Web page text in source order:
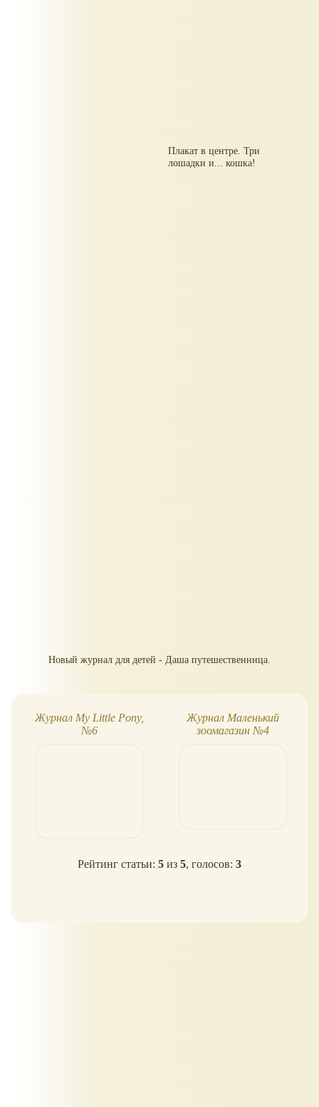
Плакат в центре. Три
лошадки и... кошка!
Новый журнал для детей - Даша путешественница.
Журнал My Little Pony,
№6
Журнал Маленький
зоомагазин №4
Рейтинг статьи: 5 из 5, голосов: 3